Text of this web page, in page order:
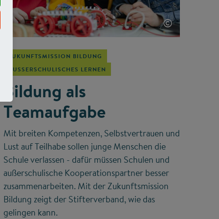
©
ZUKUNFTSMISSION BILDUNG
AUSSERSCHULISCHES LERNEN
Bildung als
Teamaufgabe
Mit breiten Kompetenzen, Selbstvertrauen und
Lust auf Teilhabe sollen junge Menschen die
Schule verlassen - dafür müssen Schulen und
außerschulische Kooperationspartner besser
zusammenarbeiten. Mit der Zukunftsmission
Bildung zeigt der Stifterverband, wie das
gelingen kann.